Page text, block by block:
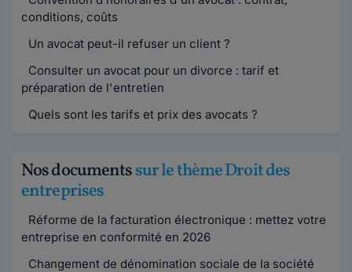
conditions, coûts
Un avocat peut-il refuser un client ?
Consulter un avocat pour un divorce : tarif et
préparation de l'entretien
Quels sont les tarifs et prix des avocats ?
Nos documentssur le thème Droit des
entreprises
Réforme de la facturation électronique : mettez votre
entreprise en conformité en 2026
Changement de dénomination sociale de la société